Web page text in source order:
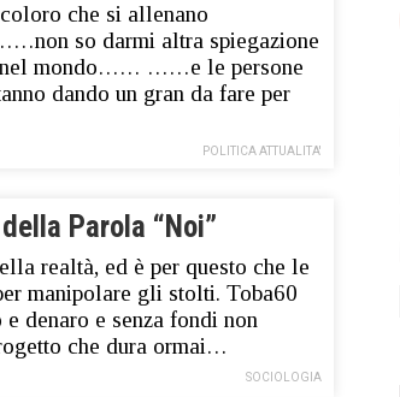
che si allenano
so darmi altra spiegazione
nel mondo…… ……e le persone
dando un gran da fare per
POLITICA ATTUALITA'
Parola “Noi”
realtà, ed è per questo che le
manipolare gli stolti. Toba60
denaro e senza fondi non
che dura ormai…
SOCIOLOGIA